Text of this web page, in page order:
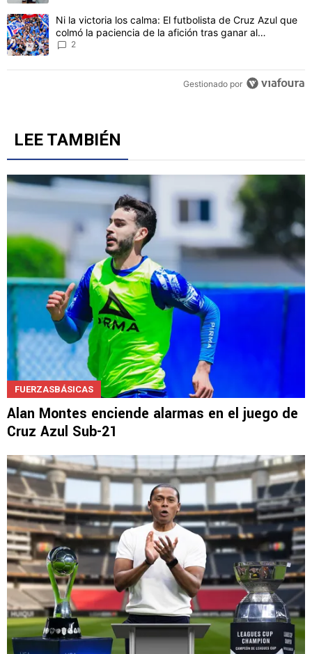
Un artículo de tendencia con el título "Ni la victoria los calma: El
Ni la victoria los calma: El futbolista de Cruz Azul que
colmó la paciencia de la afición tras ganar al
Philadelphia
2
Gestionado por
LEE TAMBIÉN
FUERZASBÁSICAS
Alan Montes enciende alarmas en el juego de
Cruz Azul Sub-21